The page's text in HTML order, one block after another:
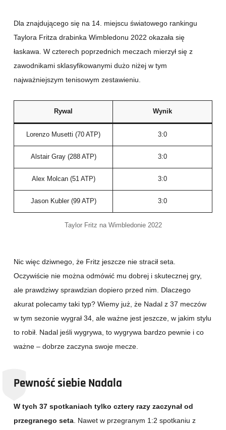
Dla znajdującego się na 14. miejscu światowego rankingu
Taylora Fritza drabinka Wimbledonu 2022 okazała się
łaskawa. W czterech poprzednich meczach mierzył się z
zawodnikami sklasyfikowanymi dużo niżej w tym
najważniejszym tenisowym zestawieniu.
Rywal Wynik
Lorenzo Musetti (70 ATP) 3:0
Alstair Gray (288 ATP) 3:0
Alex Molcan (51 ATP) 3:0
Jason Kubler (99 ATP) 3:0
Taylor Fritz na Wimbledonie 2022
Nic więc dziwnego, że Fritz jeszcze nie stracił seta.
Oczywiście nie można odmówić mu dobrej i skutecznej gry,
ale prawdziwy sprawdzian dopiero przed nim. Dlaczego
akurat polecamy taki typ? Wiemy już, że Nadal z 37 meczów
w tym sezonie wygrał 34, ale ważne jest jeszcze, w jakim stylu
to robił. Nadal jeśli wygrywa, to wygrywa bardzo pewnie i co
ważne – dobrze zaczyna swoje mecze.
Pewność siebie Nadala
W tych 37 spotkaniach tylko cztery razy zaczynał od
przegranego seta . Nawet w przegranym 1:2 spotkaniu z